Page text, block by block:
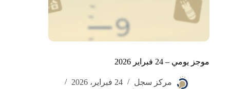
موجز يومي – 24 فبراير 2026
مركز سجل
24 فبراير، 2026